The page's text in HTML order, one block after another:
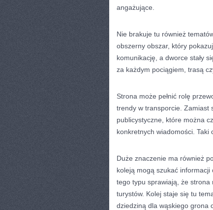
angażujące.
Nie brakuje tu również
obszerny obszar, który
komunikację, a dworce stały
za każdym pociągiem, trasą
Strona może pełnić rolę
trendy w transporcie. Zamiast
publicystyczne, które można
konkretnych wiadomości. Taki
Duże znaczenie ma również
koleją mogą szukać informacji
tego typu sprawiają, że strona
turystów. Kolej staje się tu
dziedziną dla wąskiego grona